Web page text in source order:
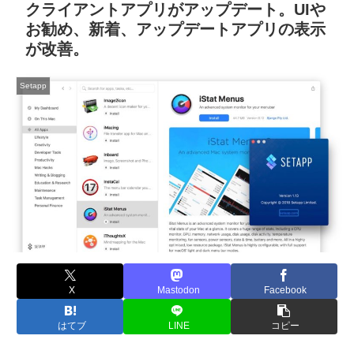
クライアントアプリがアップデート。UIや
お勧め、新着、アップデートアプリの表示
が改善。
Setapp
X Mastodon Facebook
はてブ LINE コピー